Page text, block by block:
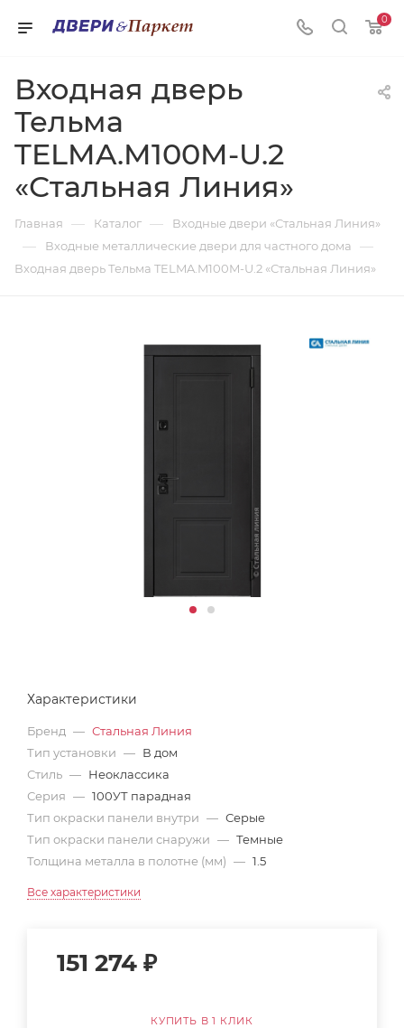
0
Входная дверь
Тельма
TELMA.M100M-U.2
«Стальная Линия»
Главная — Каталог — Входные двери «Стальная Линия»
— Входные металлические двери для частного дома —
Входная дверь Тельма TELMA.M100M-U.2 «Стальная Линия»
Характеристики
Бренд — Стальная Линия
Тип установки — В дом
Стиль — Неоклассика
Серия — 100УТ парадная
Тип окраски панели внутри — Серые
Тип окраски панели снаружи — Темные
Толщина металла в полотне (мм) — 1.5
Все характеристики
151 274 ₽
КУПИТЬ В 1 КЛИК